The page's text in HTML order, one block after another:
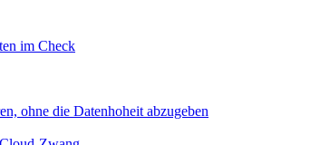
im Check
ohne die Datenhoheit abzugeben